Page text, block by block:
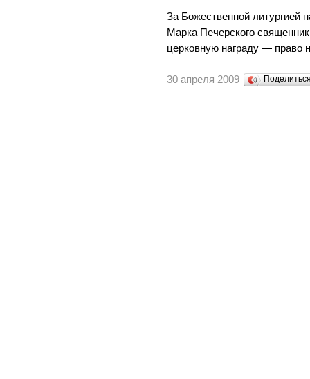
За Божественной литургией
Марка Печерского
церковную награду — право
30 апреля 2009